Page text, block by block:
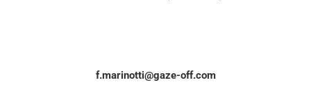
f.marinotti@gaze-off.com